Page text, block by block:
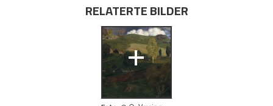
PROVENIENS
UTSTILLINGSHISTORIE
KUNSTNERENS NOTAT
RELATERTE BILDER
+